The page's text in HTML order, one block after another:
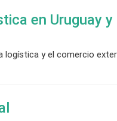
en Uruguay y
logística y el comercio